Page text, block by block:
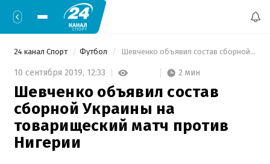
24 канал Спорт Футбол Шевченко объявил состав сборной Украины на товарищеский матч против Нигерии
10 сентября 2019, 12:33 2 мин
Шевченко объявил состав
сборной Украины на
товарищеский матч против
Нигерии